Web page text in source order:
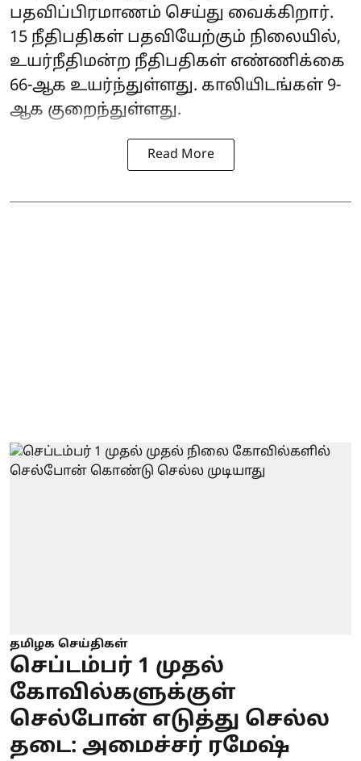
பதவிப்பிரமாணம் செய்து வைக்கிறார்.
15 நீதிபதிகள் பதவியேற்கும் நிலையில்,
உயர்நீதிமன்ற நீதிபதிகள் எண்ணிக்கை
66-ஆக உயர்ந்துள்ளது. காலியிடங்கள் 9-
ஆக குறைந்துள்ளது.
Read More
தமிழக செய்திகள்
செப்டம்பர் 1 முதல்
கோவில்களுக்குள்
செல்போன் எடுத்து செல்ல
தடை: அமைச்சர் ரமேஷ்